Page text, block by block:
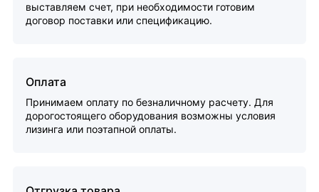
выставляем счет, при необходимости готовим
договор поставки или спецификацию.
Оплата
Принимаем оплату по безналичному расчету. Для
дорогостоящего оборудования возможны условия
лизинга или поэтапной оплаты.